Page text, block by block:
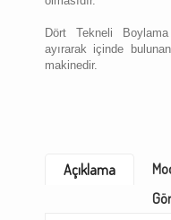
Dört Tekneli
ayırarak içinde
makinedir.
Açıklama